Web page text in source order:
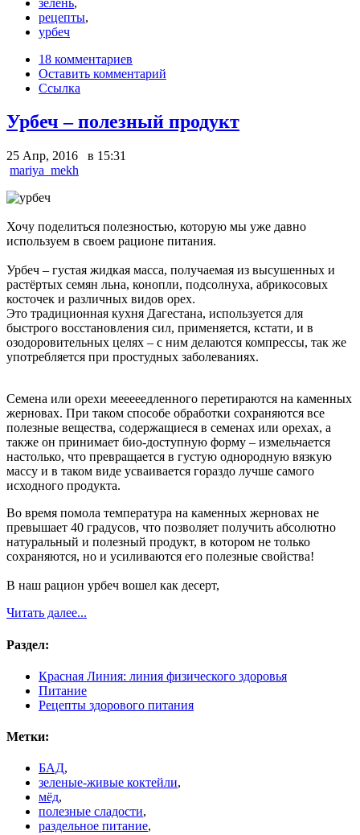
рецепты,
урбеч
18 комментариев
Оставить комментарий
Ссылка
Урбеч – полезный продукт
25 Апр, 2016 в 15:31
mariya_mekh
Хочу поделиться полезностью, которую мы уже давно
используем в своем рационе питания.
Урбеч – густая жидкая масса, получаемая из высушенных и
растёртых семян льна, конопли, подсолнуха, абрикосовых
косточек и различных видов орех.
Это традиционная кухня Дагестана, используется для
быстрого восстановления сил, применяется, кстати, и в
озодоровительных целях – с ним делаются компрессы, так же
употребляется при простудных заболеваниях.
Семена или орехи мееееедленного перетираются на каменных
жерновах. При таком способе обработки сохраняются все
полезные вещества, содержащиеся в семенах или орехах, а
также он принимает био-доступную форму – измельчается
настолько, что превращается в густую однородную вязкую
массу и в таком виде усваивается гораздо лучше самого
исходного продукта.
Во время помола температура на каменных жерновах не
превышает 40 градусов, что позволяет получить абсолютно
натуральный и полезный продукт, в котором не только
сохраняются, но и усиливаются его полезные свойства!
В наш рацион урбеч вошел как десерт,
Читать далее...
Раздел:
Красная Линия: линия физического здоровья
Питание
Рецепты здорового питания
Метки:
БАД,
зеленые-живые коктейли,
мёд,
полезные сладости,
раздельное питание,